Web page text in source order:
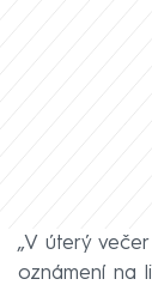
„V úterý
oznámení na